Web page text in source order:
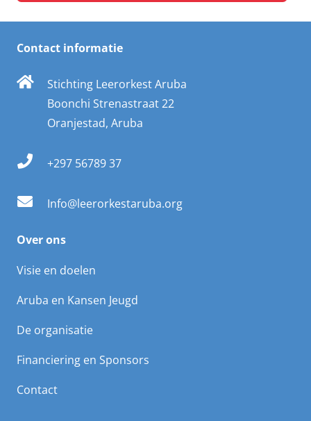
Contact informatie
Stichting Leerorkest Aruba
Boonchi Strenastraat 22
Oranjestad, Aruba
+297 56789 37
Info@leerorkestaruba.org
Over ons
Visie en doelen
Aruba en Kansen Jeugd
De organisatie
Financiering en Sponsors
Contact